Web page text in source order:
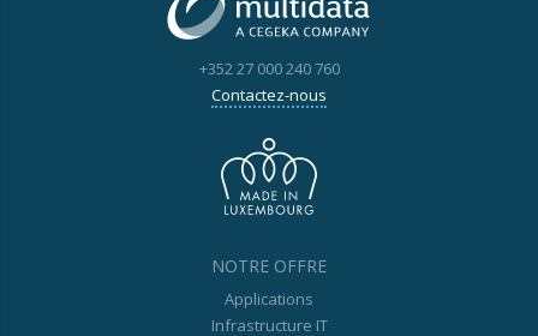
+352 27 000 240 760
Contactez-nous
NOTRE OFFRE
Applications
Infrastructure IT